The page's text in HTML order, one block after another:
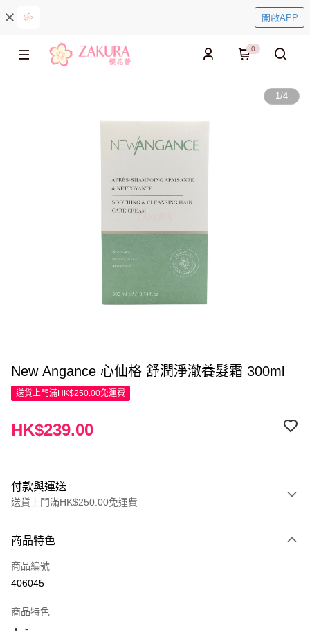
開啟APP
0
1/4
New Angance 心仙格 舒潤淨澈養髮霜 300ml
送貨上門滿HK$250.00免運費
HK$239.00
付款與運送
送貨上門滿HK$250.00免運費
信用卡
Apple Pay
商品特色
商品編號
406045
商品特色
-